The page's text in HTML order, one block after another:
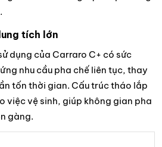
tích lớn
dụng của Carraro C+ có sức
nhu cầu pha chế liên tục, thay
tốn thời gian. Cấu trúc tháo lắp
việc vệ sinh, giúp không gian pha
gàng.